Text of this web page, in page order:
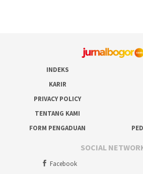
INDEKS
KARIR
PRIVACY POLICY
TENTANG KAMI
FORM PENGADUAN
SOCIAL
Facebook